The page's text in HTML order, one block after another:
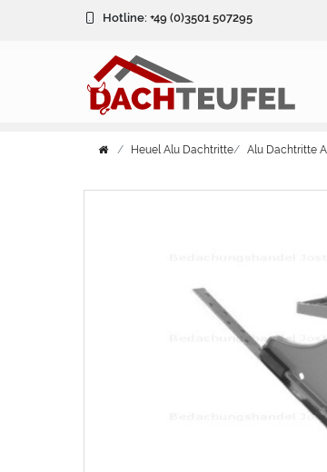
Hotline: +49 (0)3501 507295
Heuel Alu Dachtritte Alu Dachtritte